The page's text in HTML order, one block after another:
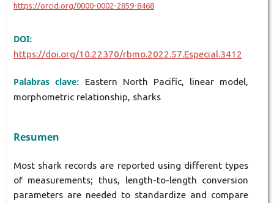
https://orcid.org/0000-0002-2859-8468
DOI:
https://doi.org/10.22370/rbmo.2022.57.Especial.3412
Palabras clave:
Eastern North Pacific, linear model,
morphometric relationship, sharks
Resumen
Most shark records are reported using different types
of measurements; thus, length-to-length conversion
parameters are needed to standardize and compare